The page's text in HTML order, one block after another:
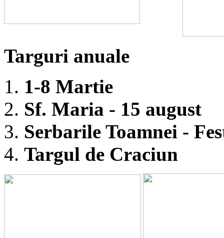
Targuri anuale
1-8 Martie
Sf. Maria - 15 august
Serbarile Toamnei -
Targul de Craciun